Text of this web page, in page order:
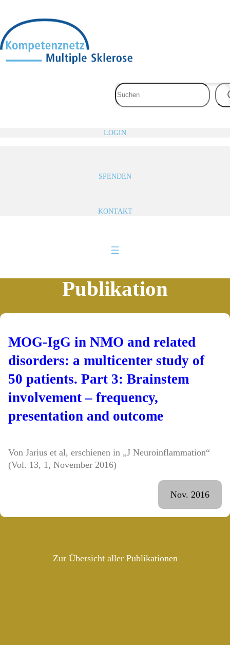
springen
LOGIN
SPENDEN
KONTAKT
Publikation
MOG-IgG in NMO and related
disorders: a multicenter study of
50 patients. Part 3: Brainstem
involvement – frequency,
presentation and outcome
Von Jarius et al, erschienen in „J Neuroinflammation“
(Vol. 13, 1, November 2016)
Nov. 2016
Zur Übersicht aller Publikationen